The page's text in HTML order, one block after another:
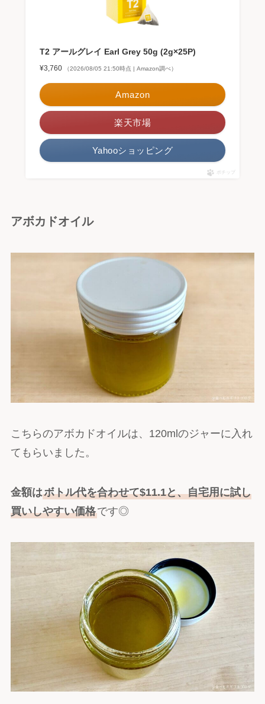
T2 アールグレイ Earl Grey 50g (2g×25P)
¥3,760 （2026/08/05 21:50時点 | Amazon調べ）
Amazon
楽天市場
Yahooショッピング
ポチップ
アボカドオイル
こちらのアボカドオイルは、120mlのジャーに入れ
てもらいました。
金額はボトル代を合わせて$11.1と、自宅用に試し
買いしやすい価格です◎